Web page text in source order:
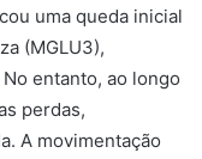
uma queda inicial
(MGLU3),
entanto, ao longo
perdas,
A movimentação